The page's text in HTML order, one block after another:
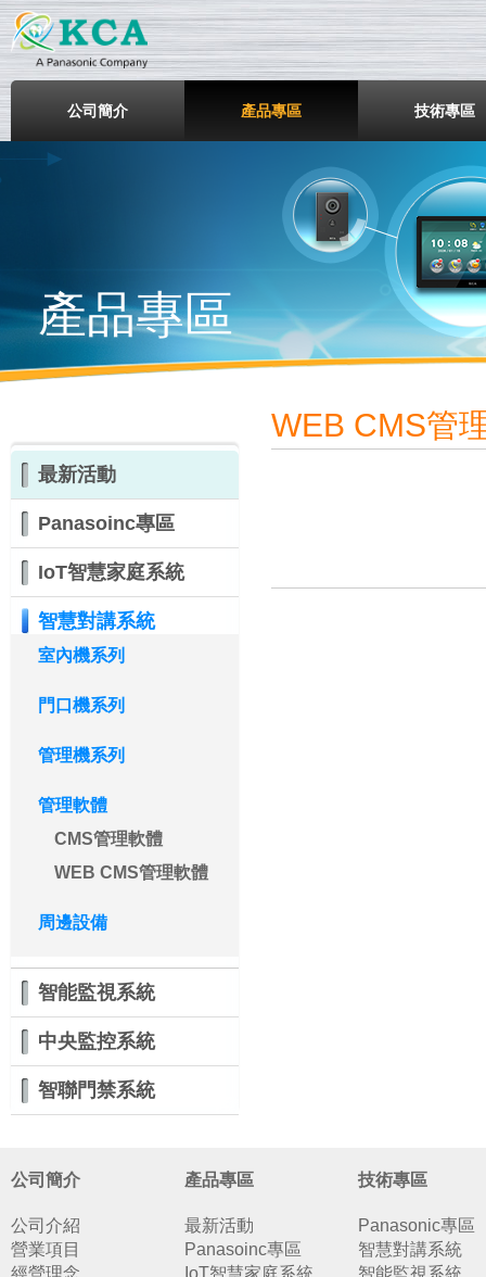
鎧鋒企業股份有限公司
公司簡介 產品專區 技術專區
產品專區
最新活動
Panasoinc專區
IoT智慧家庭系統
智慧對講系統
室內機系列
門口機系列
管理機系列
管理軟體
CMS管理軟體
WEB CMS管理軟體
周邊設備
智能監視系統
中央監控系統
智聯門禁系統
WEB CMS管
公司簡介
公司介紹
營業項目
經營理念
產品專區
最新活動
Panasoinc專區
IoT智慧家庭系統
技術專區
Panasonic專區
智慧對講系統
智能監視系統